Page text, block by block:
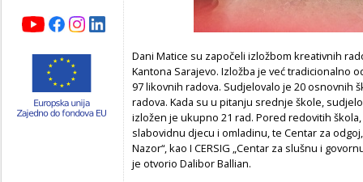
Dani Matice su započeli izložbom kreativnih
Kantona Sarajevo. Izložba je već tradicionalno
97 likovnih radova. Sudjelovalo je 20 osnovnih
radova. Kada su u pitanju srednje škole,
izložen je ukupno 21 rad. Pored redovitih
slabovidnu djecu i omladinu, te Centar za
Nazor“, kao I CERSIG „Centar za slušnu i
je otvorio Dalibor Ballian.